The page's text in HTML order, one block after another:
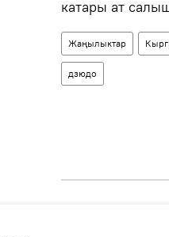
катары ат
Жаңылыктар
дзюдо